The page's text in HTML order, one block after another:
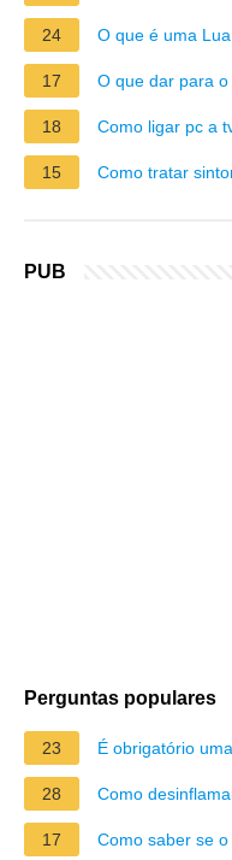
24 O que é uma
17 O que dar para
18 Como ligar pc a
15 Como tratar
PUB
Perguntas populares
23 É obrigatório
28 Como
17 Como saber se